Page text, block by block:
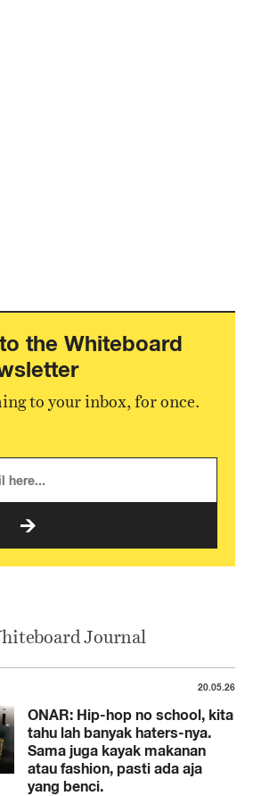
the Whiteboard
to your inbox, for once.
Journal
20.05.26
ONAR: Hip-hop no school, kita
tahu lah banyak haters-nya.
Sama juga kayak makanan
atau fashion, pasti ada aja
yang benci.